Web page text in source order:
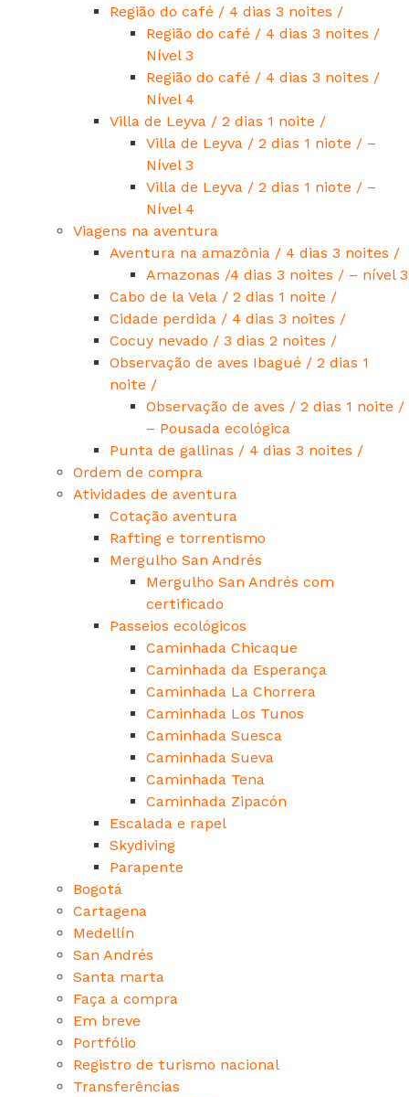
Região do café / 4 dias 3 noites /
Região do café / 4 dias 3 noites /
Nível 3
Região do café / 4 dias 3 noites /
Nível 4
Villa de Leyva / 2 dias 1 noite /
Villa de Leyva / 2 dias 1 niote / –
Nível 3
Villa de Leyva / 2 dias 1 niote / –
Nível 4
Viagens na aventura
Aventura na amazônia / 4 dias 3 noites /
Amazonas /4 dias 3 noites / – nível 3
Cabo de la Vela / 2 dias 1 noite /
Cidade perdida / 4 dias 3 noites /
Cocuy nevado / 3 dias 2 noites /
Observação de aves Ibagué / 2 dias 1
noite /
Observação de aves / 2 dias 1 noite /
– Pousada ecológica
Punta de gallinas / 4 dias 3 noites /
Ordem de compra
Atividades de aventura
Cotação aventura
Rafting e torrentismo
Mergulho San Andrés
Mergulho San Andrés com
certificado
Passeios ecológicos
Caminhada Chicaque
Caminhada da Esperança
Caminhada La Chorrera
Caminhada Los Tunos
Caminhada Suesca
Caminhada Sueva
Caminhada Tena
Caminhada Zipacón
Escalada e rapel
Skydiving
Parapente
Bogotá
Cartagena
Medellín
San Andrés
Santa marta
Faça a compra
Em breve
Portfólio
Registro de turismo nacional
Transferências